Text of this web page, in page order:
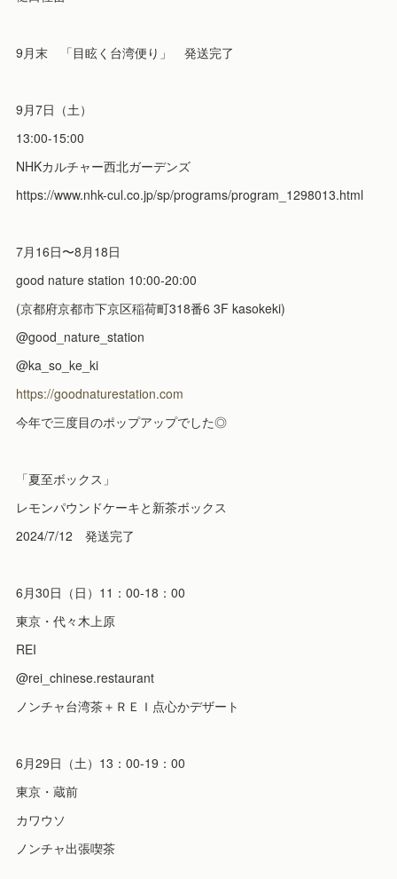
9月末 「目眩く台湾便り」 発送完了
9月7日（土）
13:00-15:00
NHKカルチャー西北ガーデンズ
https://www.nhk-cul.co.jp/sp/programs/program_1298013.html
7月16日〜8月18日
good nature station 10:00-20:00
(京都府京都市下京区稲荷町318番6 3F kasokeki)
@good_nature_station
@ka_so_ke_ki
https://goodnaturestation.com
今年で三度目のポップアップでした◎
「夏至ボックス」
レモンパウンドケーキと新茶ボックス
2024/7/12 発送完了
6月30日（日）11：00-18：00
東京・代々木上原
REI
@rei_chinese.restaurant
ノンチャ台湾茶＋ＲＥＩ点心かデザート
6月29日（土）13：00-19：00
東京・蔵前
カワウソ
ノンチャ出張喫茶